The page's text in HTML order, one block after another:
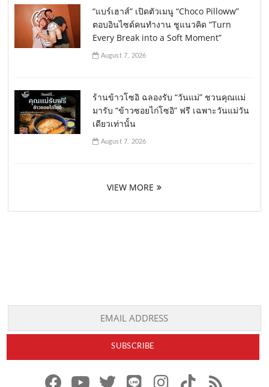
“แบร์เฮาส์” เปิดตัวเมนู “Choco Pilloww”
ตอบอินไซด์คนทำงาน ชูแนวคิด “Turn
Every Break into a Soft Moment”
August 7, 2026
ร้านข้าวโซอิ ฉลองรับ “วันแม่” ชวนคุณแม่
มารับ “ข้าวซอยไก่โซอิ” ฟรี เฉพาะวันแม่วัน
เดียวเท่านั้น
August 7, 2026
VIEW MORE
x
r